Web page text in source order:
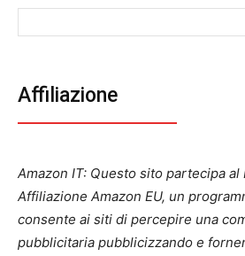
Affiliazione
Amazon IT: Questo sito partecipa al
Affiliazione Amazon EU, un
consente ai siti di percepire una
pubblicitaria pubblicizzando e